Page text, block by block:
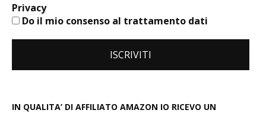
Privacy
Do il mio consenso al trattamento dati
IN QUALITA’ DI AFFILIATO AMAZON IO RICEVO UN